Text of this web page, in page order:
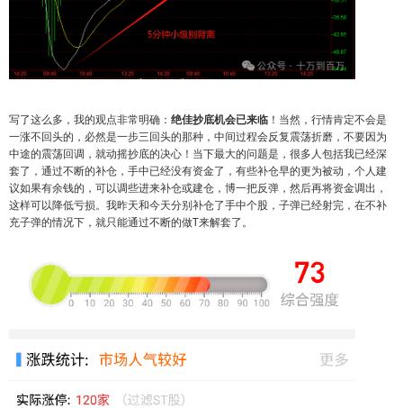
写了这么多，我的观点非常明确： 绝佳抄底机会已来临 ！当然，行情肯定不会是
一涨不回头的，必然是一步三回头的那种，中间过程会反复震荡折磨，不要因为
中途的震荡回调，就动摇抄底的决心！当下最大的问题是，很多人包括我已经深
套了，通过不断的补仓，手中已经没有资金了，有些补仓早的更为被动，个人建
议如果有余钱的，可以调些进来补仓或建仓，博一把反弹，然后再将资金调出，
这样可以降低亏损。我昨天和今天分别补仓了手中个股，子弹已经射完，在不补
充子弹的情况下，就只能通过不断的做T来解套了。